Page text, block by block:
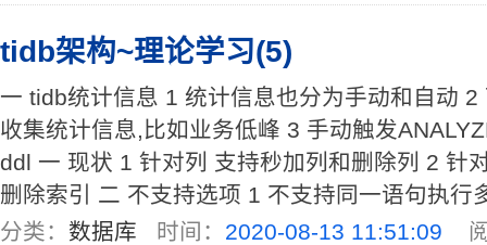
tidb架构~理论学习(5)
一 tidb统计信息 1 统计信息也分为手动和自动
收集统计信息,比如业务低峰 3 手动触发
ddl 一 现状 1 针对列 支持秒加列和删除列 2 针
删除索引 二 不支持选项 1 不支持同一语句执行
分类： 数据库 时间： 2020-08-13 11:51:09 阅